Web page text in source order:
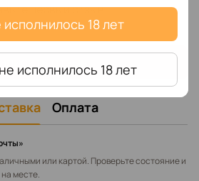
18 лет
исполнилось 18 лет
первый отзыв
Оплата
или картой. Проверьте состояние и
месте.